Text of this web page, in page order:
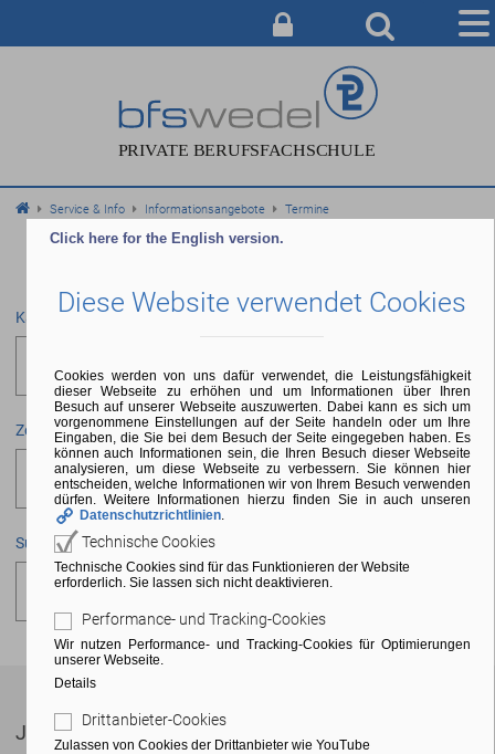
BERATUNG & ANMELDUNG
SERVICE & INFO
Service & Info Informationsangebote Termine
Kategorie
Auswählen
Zeitraum
Suchen
Juli 2026
Click here for the English version.
Diese Website verwendet Cookies
Cookies werden von uns dafür verwendet, die Leistungsfähigkeit
dieser Webseite zu erhöhen und um Informationen über Ihren
Besuch auf unserer Webseite auszuwerten. Dabei kann es sich um
vorgenommene Einstellungen auf der Seite handeln oder um Ihre
Eingaben, die Sie bei dem Besuch der Seite eingegeben haben. Es
können auch Informationen sein, die Ihren Besuch dieser Webseite
analysieren, um diese Webseite zu verbessern. Sie können hier
entscheiden, welche Informationen wir von Ihrem Besuch verwenden
dürfen. Weitere Informationen hierzu finden Sie in auch unseren
Datenschutzrichtlinien.
Technische Cookies
Technische Cookies sind für das Funktionieren der Website
erforderlich. Sie lassen sich nicht deaktivieren.
Performance- und Tracking-Cookies
Wir nutzen Performance- und Tracking-Cookies für Optimierungen
unserer Webseite.
Details
Drittanbieter-Cookies
Zulassen von Cookies der Drittanbieter wie YouTube